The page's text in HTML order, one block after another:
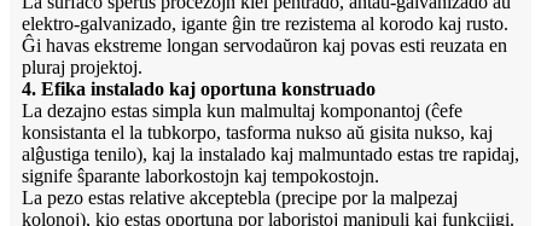
elektro-galvanizado, igante ĝin tre rezistema al korodo kaj rusto.
Ĝi havas ekstreme longan servodaŭron kaj povas esti reuzata en
pluraj projektoj.
4. Efika instalado kaj oportuna konstruado
La dezajno estas simpla kun malmultaj komponantoj (ĉefe
konsistanta el la tubkorpo, tasforma nukso aŭ gisita nukso, kaj
alĝustiga tenilo), kaj la instalado kaj malmuntado estas tre rapidaj,
signife ŝparante laborkostojn kaj tempokostojn.
La pezo estas relative akceptebla (precipe por la malpezaj
kolonoj), kio estas oportuna por laboristoj manipuli kaj funkciigi.